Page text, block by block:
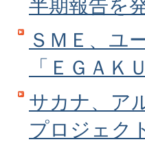
半期報告を
ＳＭＥ、ユ
「ＥＧＡＫ
サカナ、ア
プロジェク